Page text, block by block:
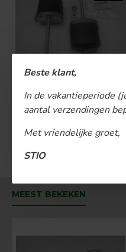
Beste klant,
In de vakantieperiode
aantal verzendingen
Met vriendelijke groet,
STIO
€ 150,00
U bent aan het
MEEST BEKEKEN